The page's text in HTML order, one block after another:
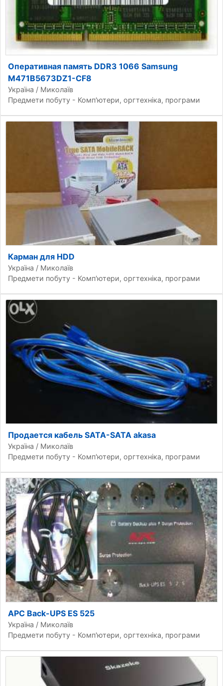
Оперативная память DDR3 1066 Samsung
M471B5673DZ1-CF8
Україна / Миколаїв
Предмети побуту - Комп'ютери, оргтехніка, програми
Карман для HDD
Україна / Миколаїв
Предмети побуту - Комп'ютери, оргтехніка, програми
Продается кабель SATA-SATA akasa
Україна / Миколаїв
Предмети побуту - Комп'ютери, оргтехніка, програми
APC Back-UPS ES 525
Україна / Миколаїв
Предмети побуту - Комп'ютери, оргтехніка, програми